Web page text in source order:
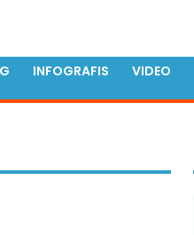
INFOGRAFIS VIDEO